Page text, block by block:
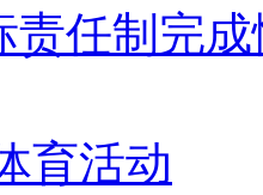
责任制完
育活动